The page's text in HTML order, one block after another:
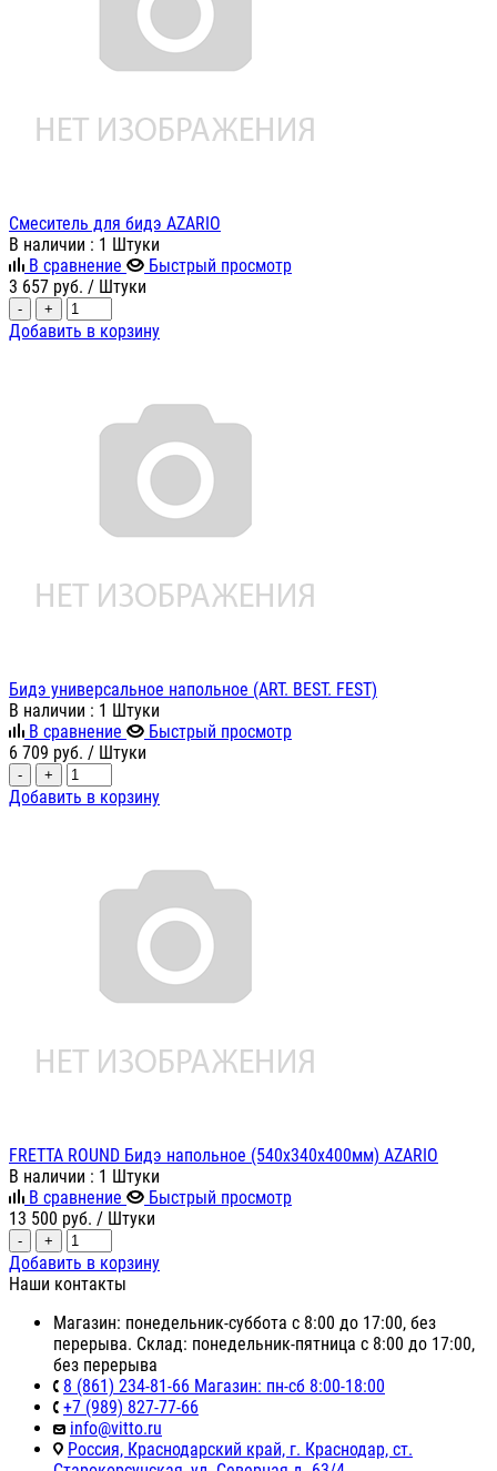
Смеситель для бидэ AZARIO
В наличии : 1 Штуки
В сравнение
Быстрый просмотр
3 657 руб. / Штуки
- +
Добавить в корзину
Бидэ универсальное напольное (ART. BEST. FEST)
В наличии : 1 Штуки
В сравнение
Быстрый просмотр
6 709 руб. / Штуки
- +
Добавить в корзину
FRETTA ROUND Бидэ напольное (540х340х400мм) AZARIO
В наличии : 1 Штуки
В сравнение
Быстрый просмотр
13 500 руб. / Штуки
- +
Добавить в корзину
Наши контакты
Магазин: понедельник-суббота с 8:00 до 17:00, без
перерыва. Склад: понедельник-пятница с 8:00 до 17:00,
без перерыва
8 (861) 234-81-66 Магазин: пн-сб 8:00-18:00
+7 (989) 827-77-66
info@vitto.ru
Россия, Краснодарский край, г. Краснодар, ст.